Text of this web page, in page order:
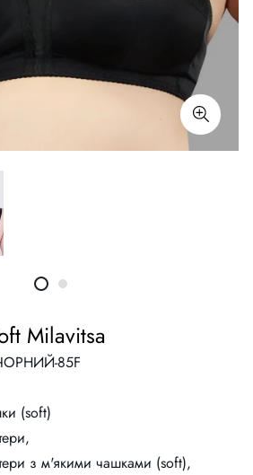
Milavitsa
85F
(soft)
з м'якими чашками (soft),